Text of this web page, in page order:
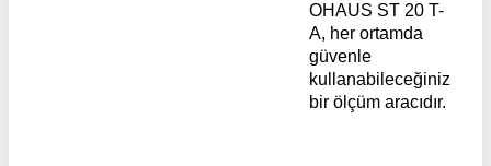
OHAUS ST 20 T-
A, her ortamda
güvenle
kullanabileceğiniz
bir ölçüm aracıdır.